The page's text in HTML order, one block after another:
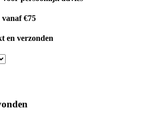
€75
en verzonden